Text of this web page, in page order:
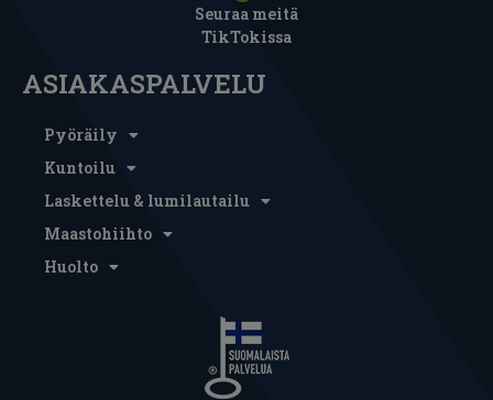
Seuraa meitä
TikTokissa
ASIAKASPALVELU
Pyöräily
Kuntoilu
Laskettelu & lumilautailu
Maastohiihto
Huolto